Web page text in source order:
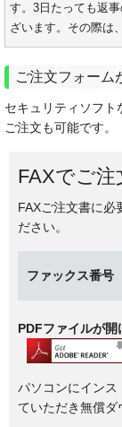
す。3日たっても返
ざいます。その際は、
ご注文フォーム
セキュリティソフト
ご注文も可能です。
FAXでご注
FAXご注文書に必
ださい。
ファックス番号
PDFファイルが
パソコンにインス
ていただき無償ダ